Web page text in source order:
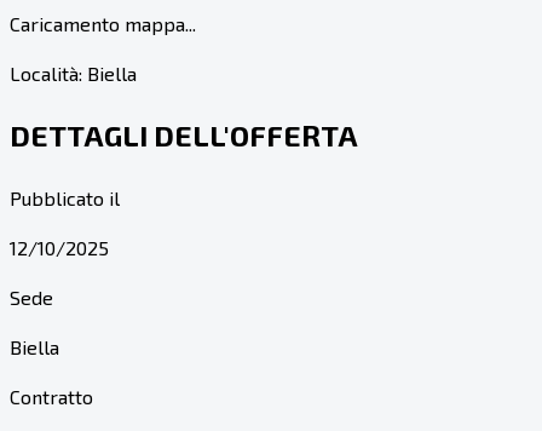
Caricamento mappa...
Località: Biella
DETTAGLI DELL'OFFERTA
Pubblicato il
12/10/2025
Sede
Biella
Contratto